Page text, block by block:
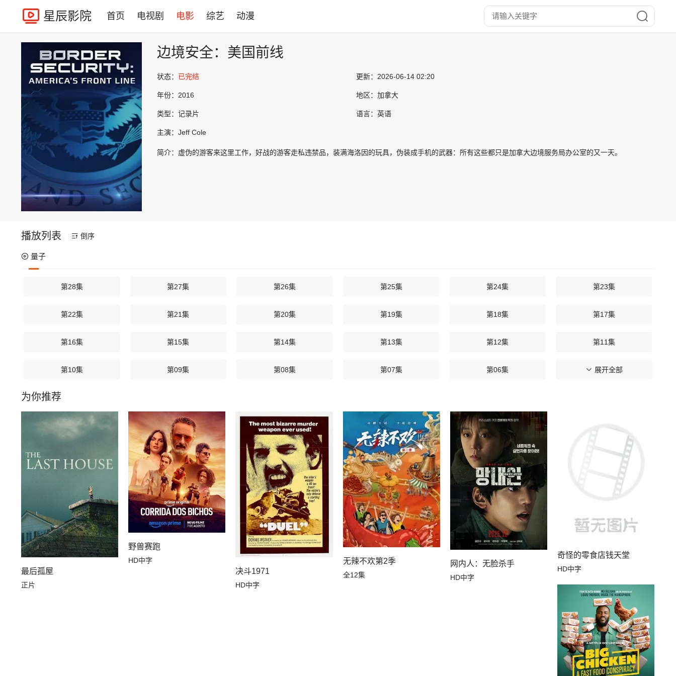
星辰影院 首页 电视剧 电影 综艺 动漫
边境安全：美国前线
状态： 已完结 更新： 2026-06-14 02:20
年份： 2016 地区： 加拿大
类型： 记录片 语言： 英语
主演： Jeff Cole
简介： 虚伪的游客来这里工作，好战的游客走私违禁品，装满海洛因的玩具，伪装成手机的武器：所有这些都只是加拿大边境服务局办公室的又一天。
播放列表 倒序
量子
第28集 第27集 第26集 第25集 第24集 第23集
第22集 第21集 第20集 第19集 第18集 第17集
第16集 第15集 第14集 第13集 第12集 第11集
第10集 第09集 第08集 第07集 第06集 第05集
第04集
展开全部
为你推荐
最后孤屋
正片
野兽赛跑
HD中字
决斗1971
HD中字
无辣不欢第2季
全12集
网内人：无脸杀手
HD中字
奇怪的零食店钱天堂
HD中字